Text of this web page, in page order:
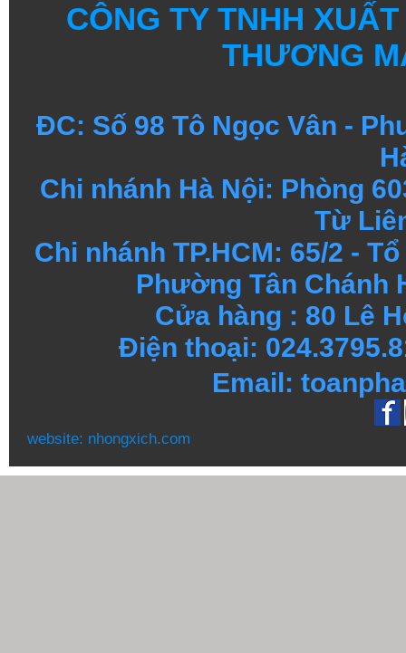
CÔNG TY TNHH
THƯƠNG
ĐC: Số 98 Tô Ngọc Vân -
Chi nhánh Hà Nội: Phòng
Từ
Chi nhánh TP.HCM: 65/2 -
Phường Tân Chánh
Cửa hàng : 80 Lê
Điện thoại:
Email:
website: nhongxich.com